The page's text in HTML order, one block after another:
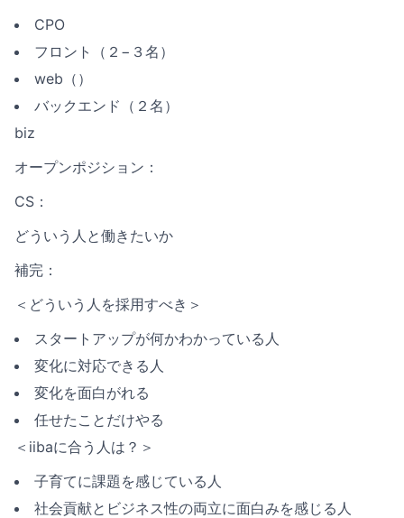
CPO
フロント（２−３名）
web（）
バックエンド（２名）
biz
オープンポジション：
CS：
どういう人と働きたいか
補完：
＜どういう人を採用すべき＞
スタートアップが何かわかっている人
変化に対応できる人
変化を面白がれる
任せたことだけやる
＜iibaに合う人は？＞
子育てに課題を感じている人
社会貢献とビジネス性の両立に面白みを感じる人